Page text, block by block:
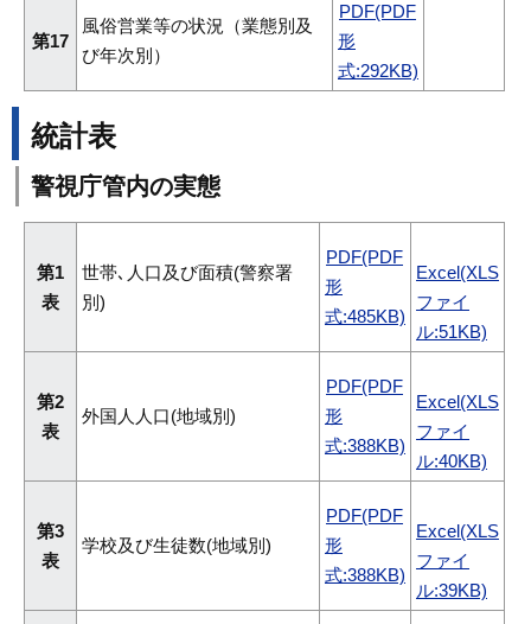
第17
風俗営業等の状況（業態別及
び年次別）
PDF(PDF
形
式:292KB)
統計表
警視庁管内の実態
第1
表
世帯､人口及び面積(警察署
別)
PDF(PDF
形
式:485KB)
Excel(XLS
ファイ
ル:51KB)
第2
表
外国人人口(地域別)
PDF(PDF
形
式:388KB)
Excel(XLS
ファイ
ル:40KB)
第3
表
学校及び生徒数(地域別)
PDF(PDF
形
式:388KB)
Excel(XLS
ファイ
ル:39KB)